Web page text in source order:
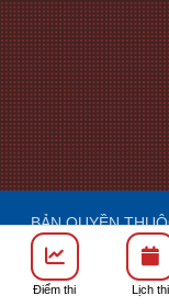
BẢN QUYỀN
Điểm thi Lịch thi